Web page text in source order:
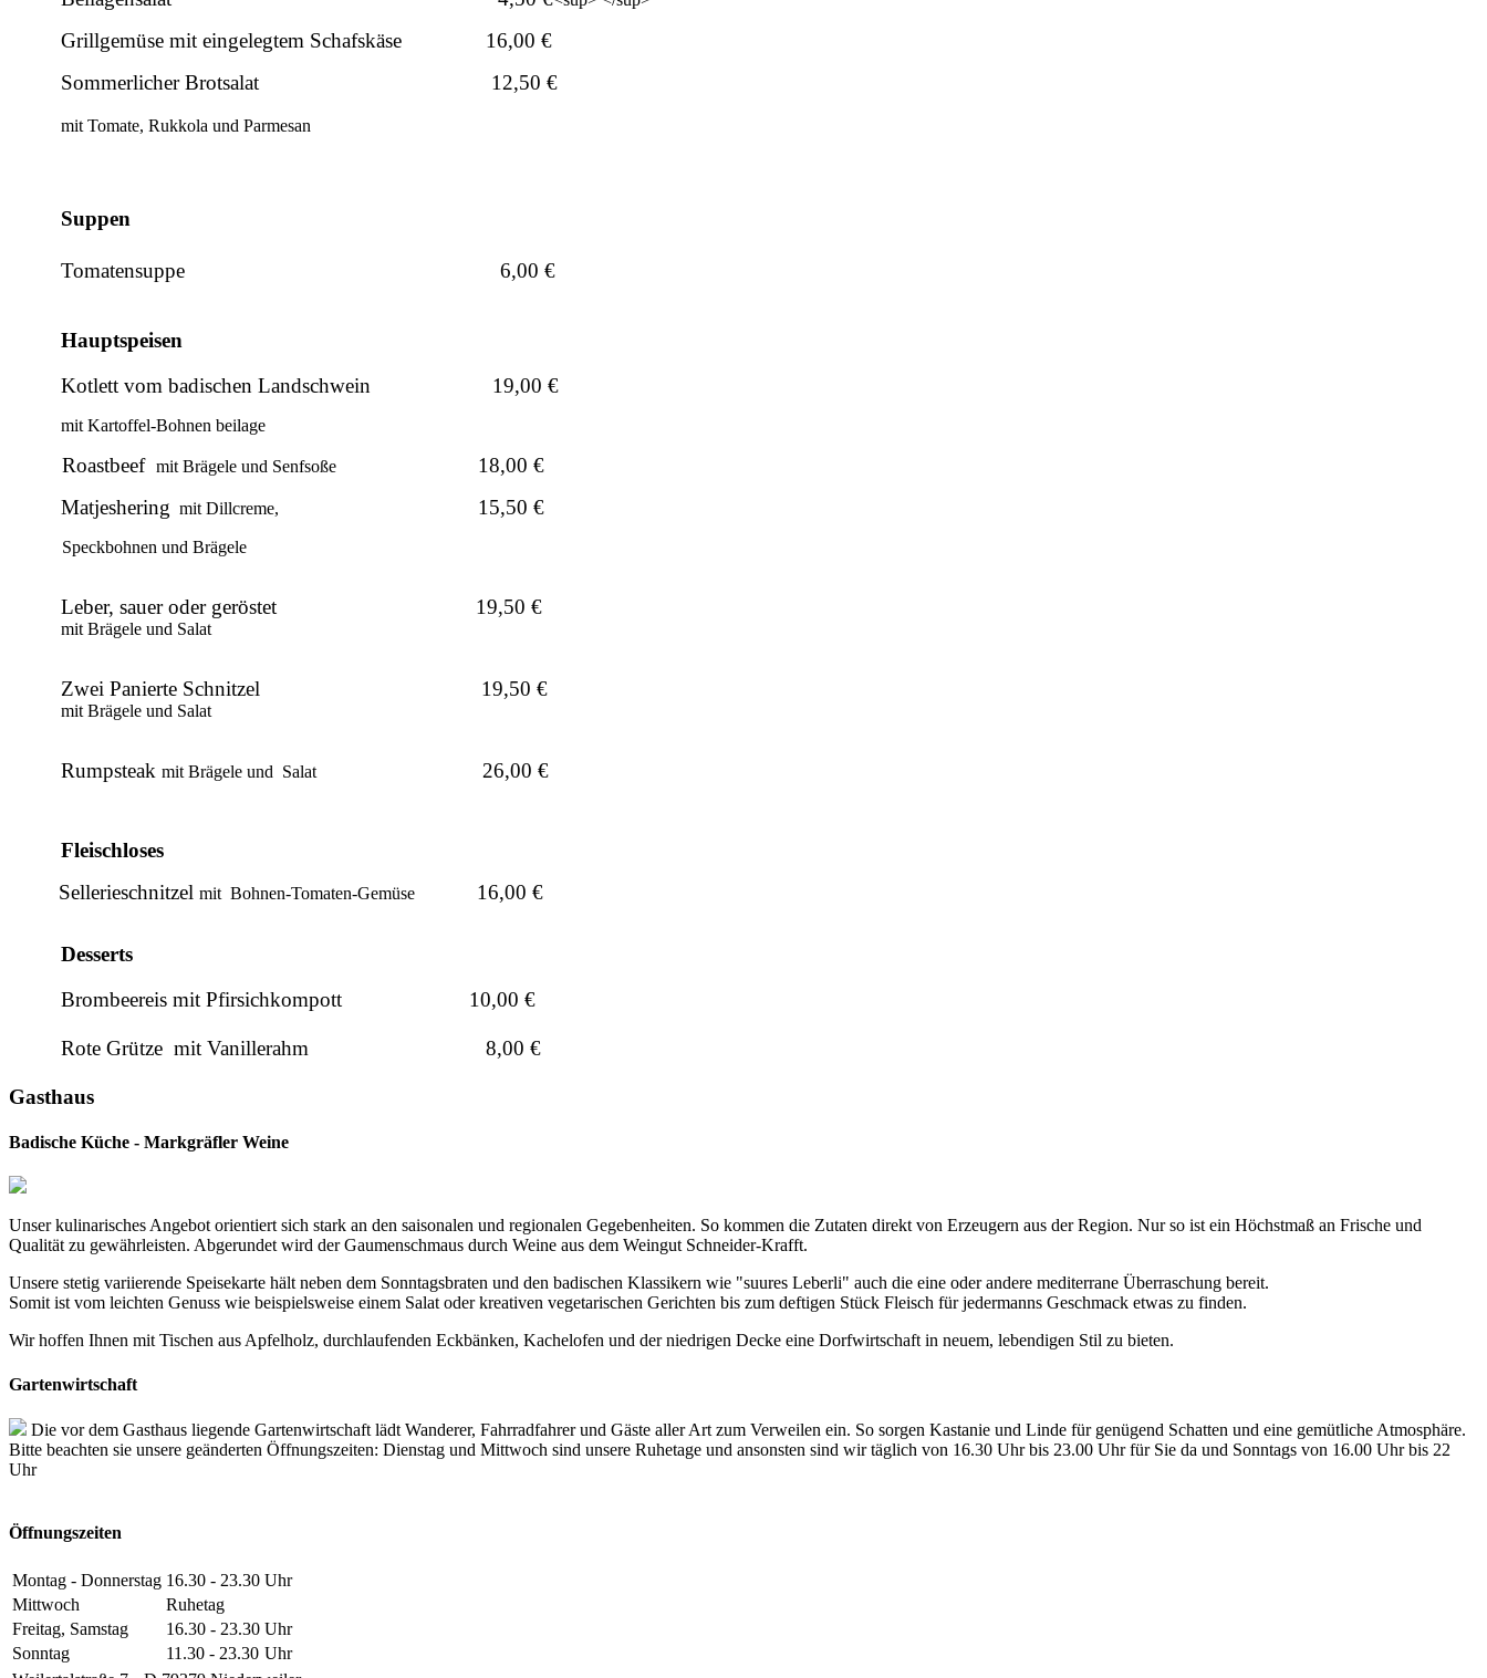
Grillgemüse mit eingelegtem Schafskäse
16,00 €
Sommerlicher Brotsalat
12,50 €
mit Tomate, Rukkola und Parmesan
Suppen
Tomatensuppe 6,00 €
Hauptspeisen
Kotlett vom badischen Landschwein
19,00 €
mit Kartoffel-Bohnen beilage
Roastbeef mit Brägele und Senfsoße
18,00 €
Matjeshering mit Dillcreme, 15,50 €
Speckbohnen und Brägele
Leber, sauer oder geröstet 19,50 €
mit Brägele und Salat
Zwei Panierte Schnitzel 19,50 €
mit Brägele und Salat
Rumpsteak mit Brägele und Salat 26,00 €
Fleischloses
Sellerieschnitzel mit Bohnen-Tomaten-Gemüse 16,00 €
Desserts
Brombeereis mit Pfirsichkompott
10,00 €
Rote Grütze mit Vanillerahm 8,00 €
Gasthaus
Badische Küche - Markgräfler Weine
Unser kulinarisches Angebot orientiert sich stark an den saisonalen und regionalen Gegebenheiten. So kommen die Zutaten direkt von Erzeugern aus der Region. Nur so ist ein Höchstmaß an Frische und
Qualität zu gewährleisten. Abgerundet wird der Gaumenschmaus durch Weine aus dem Weingut Schneider-Krafft.
Unsere stetig variierende Speisekarte hält neben dem Sonntagsbraten und den badischen Klassikern wie "suures Leberli" auch die eine oder andere mediterrane Überraschung bereit.
Somit ist vom leichten Genuss wie beispielsweise einem Salat oder kreativen vegetarischen Gerichten bis zum deftigen Stück Fleisch für jedermanns Geschmack etwas zu finden.
Wir hoffen Ihnen mit Tischen aus Apfelholz, durchlaufenden Eckbänken, Kachelofen und der niedrigen Decke eine Dorfwirtschaft in neuem, lebendigen Stil zu bieten.
Gartenwirtschaft
Die vor dem Gasthaus liegende Gartenwirtschaft lädt Wanderer, Fahrradfahrer und Gäste aller Art zum Verweilen ein. So sorgen Kastanie und Linde für genügend Schatten und eine gemütliche Atmosphäre.
Bitte beachten sie unsere geänderten Öffnungszeiten: Dienstag und Mittwoch sind unsere Ruhetage und ansonsten sind wir täglich von 16.30 Uhr bis 23.00 Uhr für Sie da und Sonntags von 16.00 Uhr bis 22
Uhr
Öffnungszeiten
Montag - Donnerstag 16.30 - 23.30 Uhr
Mittwoch
Ruhetag
Freitag, Samstag
16.30 - 23.30 Uhr
Sonntag
11.30 - 23.30 Uhr